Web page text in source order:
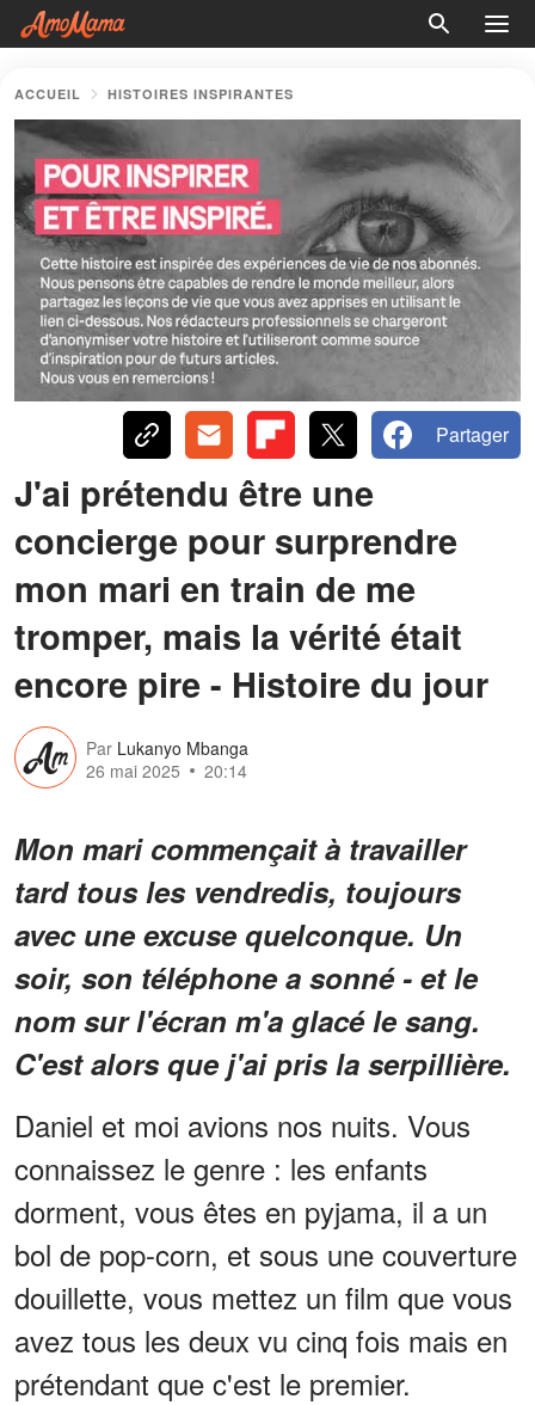
ACCUEIL HISTOIRES INSPIRANTES
Partager
J'ai prétendu être une
concierge pour surprendre
mon mari en train de me
tromper, mais la vérité était
encore pire - Histoire du jour
Par Lukanyo Mbanga
26 mai 2025
20:14
Mon mari commençait à travailler
tard tous les vendredis, toujours
avec une excuse quelconque. Un
soir, son téléphone a sonné - et le
nom sur l'écran m'a glacé le sang.
C'est alors que j'ai pris la serpillière.
Daniel et moi avions nos nuits. Vous
connaissez le genre : les enfants
dorment, vous êtes en pyjama, il a un
bol de pop-corn, et sous une couverture
douillette, vous mettez un film que vous
avez tous les deux vu cinq fois mais en
prétendant que c'est le premier.